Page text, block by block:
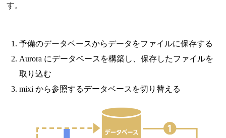
す。
予備のデータベースからデータをファイルに保存する
Aurora にデータベースを構築し、保存したファイルを
取り込む
mixi から参照するデータベースを切り替える